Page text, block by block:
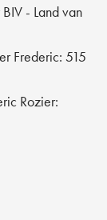
- Land van
Frederic: 515
Rozier: